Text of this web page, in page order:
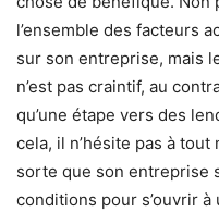
l’ensemble des facteurs
sur son entreprise, mais
n’est pas craintif, au
qu’une étape vers des
cela, il n’hésite pas à
sorte que son entreprise
conditions pour s’ouvrir